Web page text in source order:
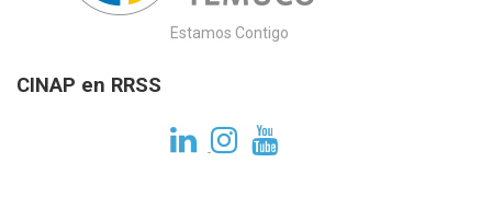
Estamos Contigo
CINAP en RRSS